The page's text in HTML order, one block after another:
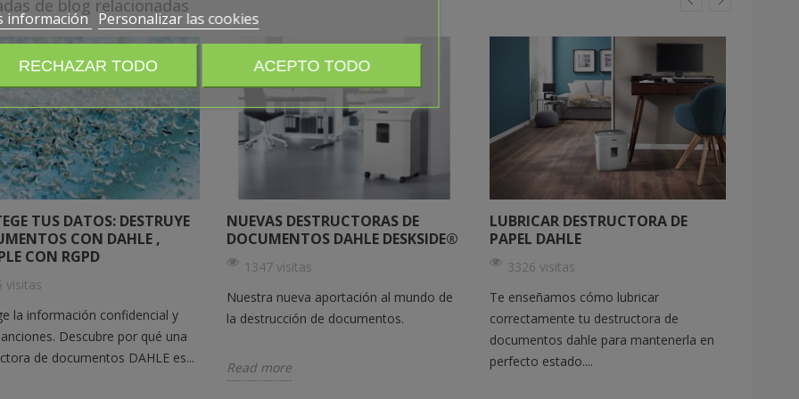
de blog relacionadas
TUS DATOS: DESTRUYE
CON DAHLE ,
CON RGPD
visitas
la información confidencial y
Descubre por qué una
de documentos DAHLE es...
NUEVAS DESTRUCTORAS DE
DOCUMENTOS DAHLE DESKSIDE®
1347 visitas
Nuestra nueva aportación al mundo de
la destrucción de documentos.
Read more
LUBRICAR DESTRUCTORA DE
PAPEL DAHLE
3326 visitas
Te enseñamos cómo lubricar
correctamente tu destructora de
documentos dahle para mantenerla en
perfecto estado....
información Personalizar las cookies
RECHAZAR TODO ACEPTO TODO